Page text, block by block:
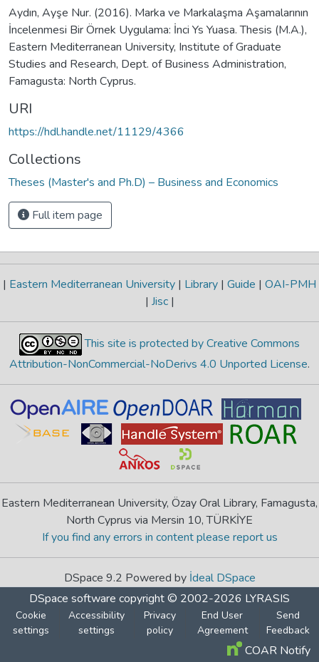
Aydın, Ayşe Nur. (2016). Marka ve Markalaşma Aşamalarının
İncelenmesi Bir Örnek Uygulama: İnci Ys Yuasa. Thesis (M.A.),
Eastern Mediterranean University, Institute of Graduate
Studies and Research, Dept. of Business Administration,
Famagusta: North Cyprus.
URI
https://hdl.handle.net/11129/4366
Collections
Theses (Master's and Ph.D) – Business and Economics
Full item page
| Eastern Mediterranean University | Library | Guide | OAI-PMH
| Jisc |
This site is protected by Creative Commons
Attribution-NonCommercial-NoDerivs 4.0 Unported License.
Eastern Mediterranean University, Özay Oral Library, Famagusta,
North Cyprus via Mersin 10, TÜRKİYE
If you find any errors in content please report us
DSpace 9.2 Powered by İdeal DSpace
DSpace software copyright © 2002-2026 LYRASIS
Cookie
settings
Accessibility
settings
Privacy
policy
End User
Agreement
Send
Feedback
COAR Notify